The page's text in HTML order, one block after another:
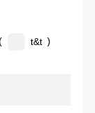
t&t )